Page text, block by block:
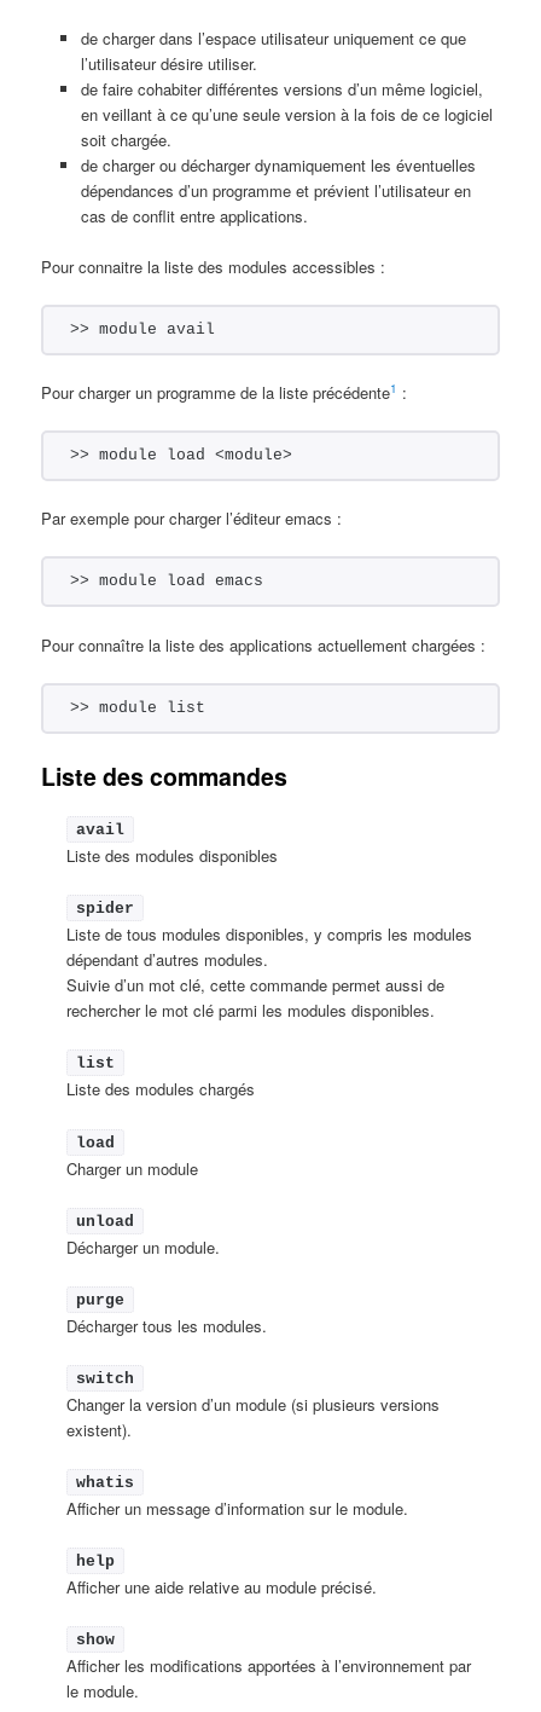
de charger dans l’espace utilisateur uniquement ce que
l’utilisateur désire utiliser.
de faire cohabiter différentes versions d’un même logiciel,
en veillant à ce qu’une seule version à la fois de ce logiciel
soit chargée.
de charger ou décharger dynamiquement les éventuelles
dépendances d’un programme et prévient l’utilisateur en
cas de conflit entre applications.
Pour connaitre la liste des modules accessibles :
>> module avail
Pour charger un programme de la liste précédente1 :
>> module load <module>
Par exemple pour charger l’éditeur emacs :
>> module load emacs
Pour connaître la liste des applications actuellement chargées :
>> module list
Liste des commandes
avail
Liste des modules disponibles
spider
Liste de tous modules disponibles, y compris les modules
dépendant d’autres modules.
Suivie d’un mot clé, cette commande permet aussi de
rechercher le mot clé parmi les modules disponibles.
list
Liste des modules chargés
load
Charger un module
unload
Décharger un module.
purge
Décharger tous les modules.
switch
Changer la version d’un module (si plusieurs versions
existent).
whatis
Afficher un message d’information sur le module.
help
Afficher une aide relative au module précisé.
show
Afficher les modifications apportées à l’environnement par
le module.